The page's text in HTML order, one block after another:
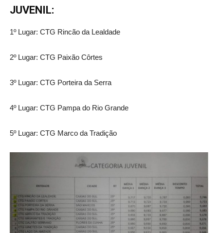
JUVENIL:
1º Lugar: CTG Rincão da Lealdade
2º Lugar: CTG Paixão Côrtes
3º Lugar: CTG Porteira da Serra
4º Lugar: CTG Pampa do Rio Grande
5º Lugar: CTG Marco da Tradição